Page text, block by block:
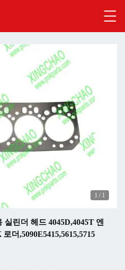
1 / 1
실린더 헤드 4045D,4045T 엔
더,5090E5415,5615,5715